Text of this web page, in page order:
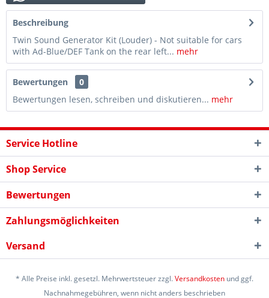
Beschreibung
Twin Sound Generator Kit (Louder) - Not suitable for cars
with Ad-Blue/DEF Tank on the rear left... mehr
Bewertungen
0
Bewertungen lesen, schreiben und diskutieren... mehr
Service Hotline
Shop Service
Bewertungen
Zahlungsmöglichkeiten
Versand
* Alle Preise inkl. gesetzl. Mehrwertsteuer zzgl.Versandkosten und ggf.
Nachnahmegebühren, wenn nicht anders beschrieben